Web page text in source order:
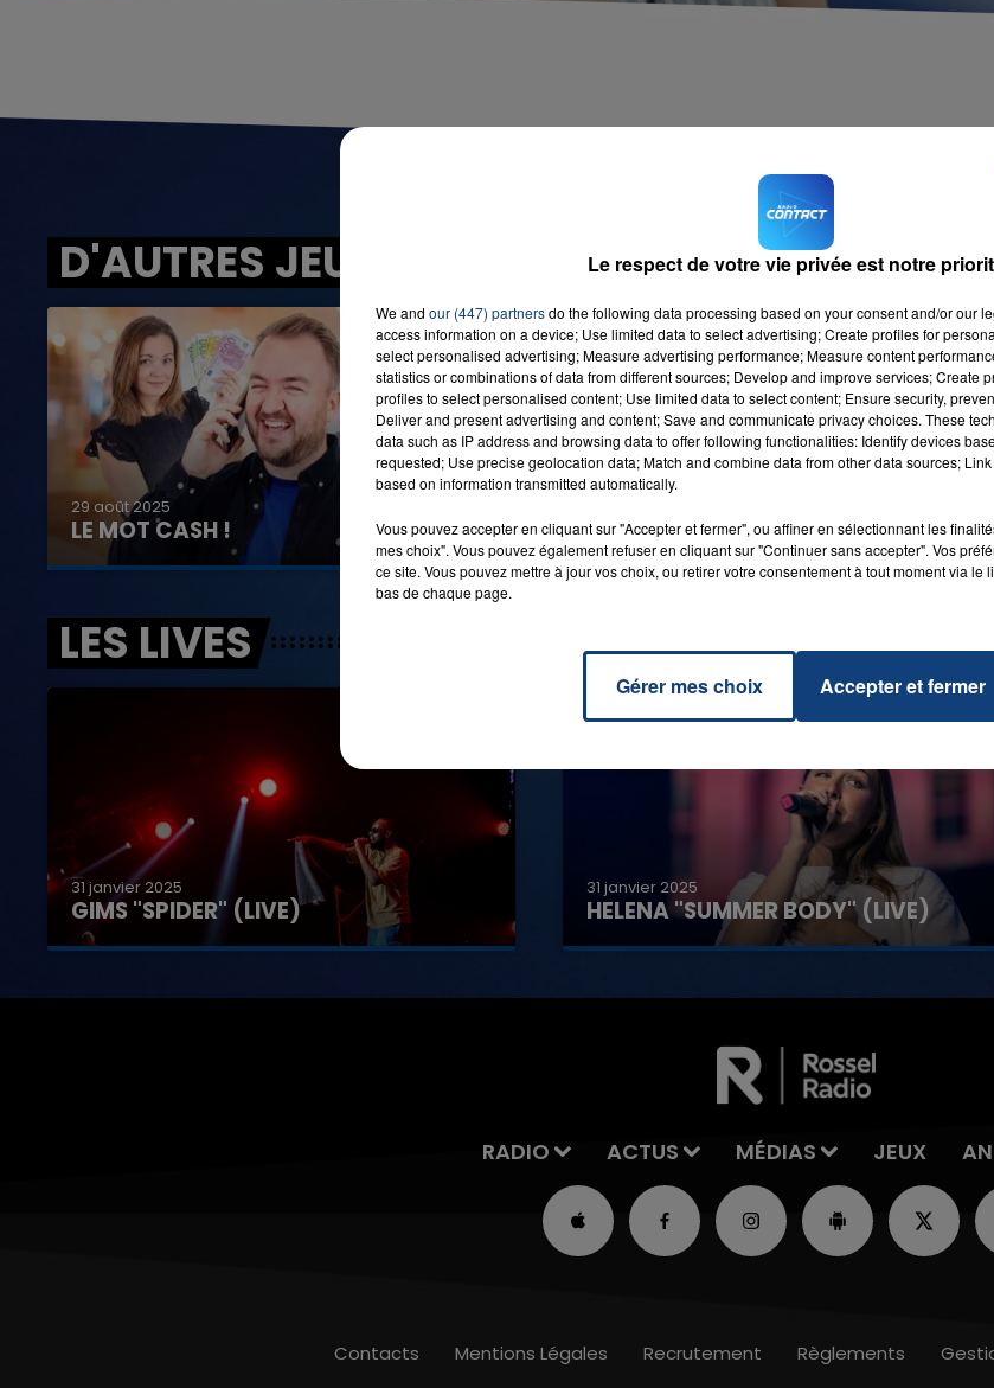
D'AUTRES JEUX
29 août 2025
LE MOT CASH !
1er août 2026
GAGNEZ VOS ENTRÉES POUR TOUTE
LA FAMILLE À PLOPSAQUA !
LES LIVES
31 janvier 2025
GIMS "SPIDER" (LIVE)
31 janvier 2025
HELENA "SUMMER BODY" (LIVE)
RADIO ACTUS MÉDIAS JEUX
Contacts Mentions Légales Recrutement Règlements
Le respect de votre vie privée est notre
We and our (447) partnersdo the following data processing based on your consent and/or our
access information on a device; Use limited data to select advertising; Create profiles for
select personalised advertising; Measure advertising performance; Measure content
statistics or combinations of data from different sources; Develop and improve services; Create
profiles to select personalised content; Use limited data to select content; Ensure security,
Deliver and present advertising and content; Save and communicate privacy choices. These
data such as IP address and browsing data to offer following functionalities: Identify devices
requested; Use precise geolocation data; Match and combine data from other data sources;
based on information transmitted automatically.
Vous pouvez accepter en cliquant sur "Accepter et fermer", ou affiner en sélectionnant les
mes choix". Vous pouvez également refuser en cliquant sur "Continuer sans accepter". Vos
ce site. Vous pouvez mettre à jour vos choix, ou retirer votre consentement à tout moment via le
bas de chaque page.
Gérer mes choix Accepter et fermer